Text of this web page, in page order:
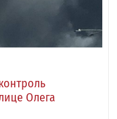
Олега